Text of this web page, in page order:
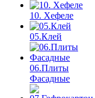
10. Хефеле
05.Клей
06.Плиты
Фасадные